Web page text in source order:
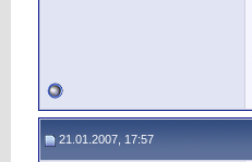
21.01.2007, 17:57